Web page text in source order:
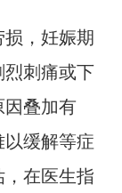
，妊娠期
刺痛或下
因叠加有
缓解等症
在医生指